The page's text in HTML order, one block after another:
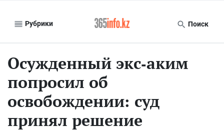
Рубрики Поиск
Осужденный экс-аким
попросил об
освобождении: суд
принял решение